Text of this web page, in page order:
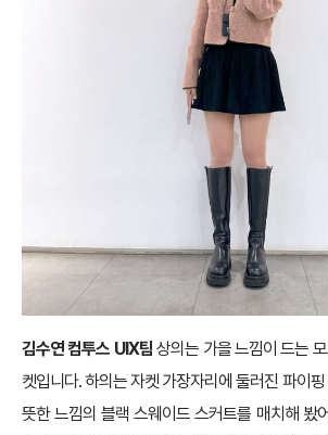
김수연 컴투스 UIX팀 상의는 가을 느낌이 드는
켓입니다. 하의는 자켓 가장자리에 둘러진 파이
뜻한 느낌의 블랙 스웨이드 스커트를 매치해 봤